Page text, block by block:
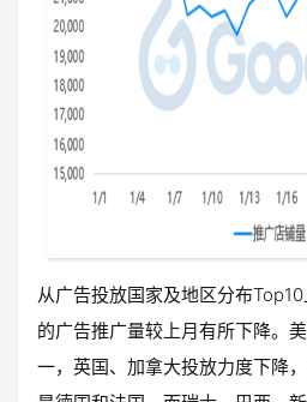
从广告投放国家及地区分布
的广告推广量较上月有所下降。
一，英国、加拿大投放力度下降